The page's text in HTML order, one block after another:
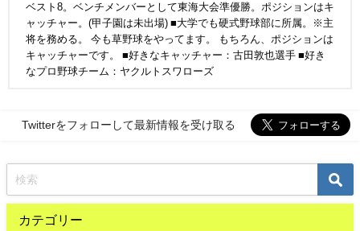
ベスト8。ベンチメンバーとして東海大会準優勝。ポジションはキ
ャッチャー。(甲子園は未出場) ■大学でも硬式野球部に所属。※主
将を務める。 今も草野球をやってます。 もちろん、ポジションは
キャッチャーです。 ■好きなキャッチャー：古田敦也選手 ■好き
なプロ野球チーム：ヤクルトスワローズ
Twitterをフォローして最新情報を受け取る
カテゴリー